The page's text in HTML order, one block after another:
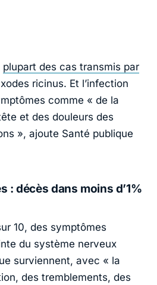
plupart des cas transmis par
ricinus. Et l’infection
comme « de la
et des douleurs des
», ajoute Santé publique
: décès dans moins d’1%
10, des symptômes
du système nerveux
surviennent, avec « la
des tremblements, des